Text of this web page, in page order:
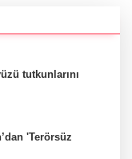
tutkunlarını
'Terörsüz